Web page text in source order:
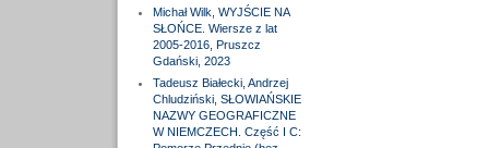
Michał Wilk, WYJŚCIE NA
SŁOŃCE. Wiersze z lat
2005-2016, Pruszcz
Gdański, 2023
Tadeusz Białecki, Andrzej
Chludziński, SŁOWIAŃSKIE
NAZWY GEOGRAFICZNE
W NIEMCZECH. Część I C: